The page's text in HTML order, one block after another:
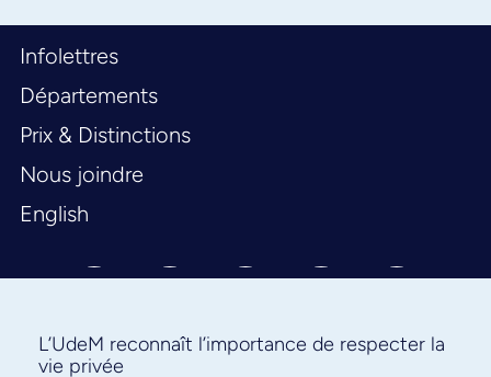
Infolettres
Départements
Prix & Distinctions
Nous joindre
English
L’UdeM reconnaît l’importance de respecter la
vie privée